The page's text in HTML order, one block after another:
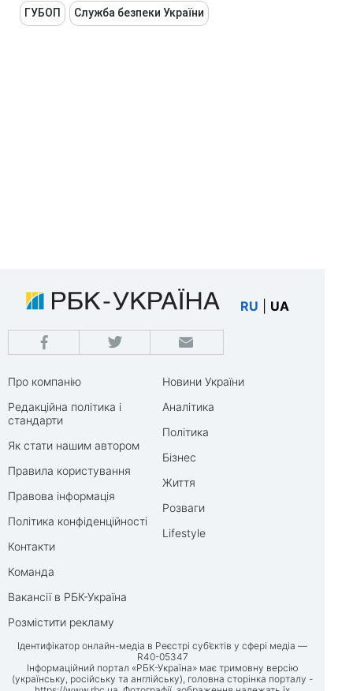
ГУБОП Служба безпеки України
RU UA
Про компанію
Редакційна політика і
стандарти
Як стати нашим автором
Правила користування
Правова інформація
Політика конфіденційності
Контакти
Команда
Вакансії в РБК-Україна
Розмістити рекламу
Новини України
Аналітика
Політика
Бізнес
Життя
Розваги
Lifestyle
Ідентифікатор онлайн-медіа в Реєстрі суб’єктів у сфері медіа —
R40-05347
Інформаційний портал «РБК-Україна» має тримовну версію
(українську, російську та англійську), головна сторінка порталу -